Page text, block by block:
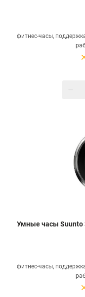
фитнес-часы,
Умные часы Suunto
фитнес-часы,